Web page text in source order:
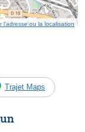
l’adresse ou la localisation
Trajet Maps